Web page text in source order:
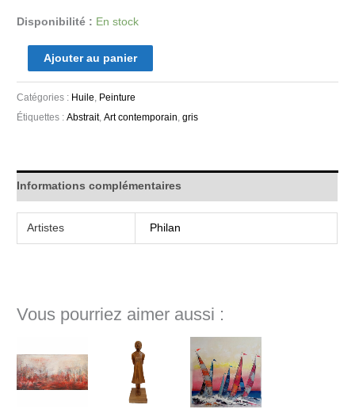
Disponibilité : En stock
Ajouter au panier
Catégories : Huile Peinture
Étiquettes :Abstrait,Art contemporain ,gris
Informations complémentaires
Artistes Philan
Vous pourriez aimer aussi :